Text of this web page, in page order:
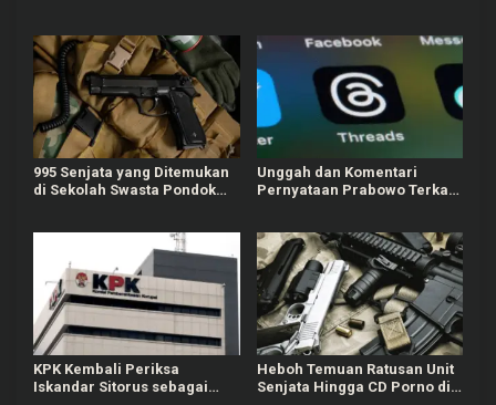
995 Senjata yang Ditemukan
di Sekolah Swasta Pondok
Unggah dan Komentari
Pernyataan Prabowo Terkait
KPK Kembali Periksa
Iskandar Sitorus sebagai
Heboh Temuan Ratusan Unit
Senjata Hingga CD Porno di